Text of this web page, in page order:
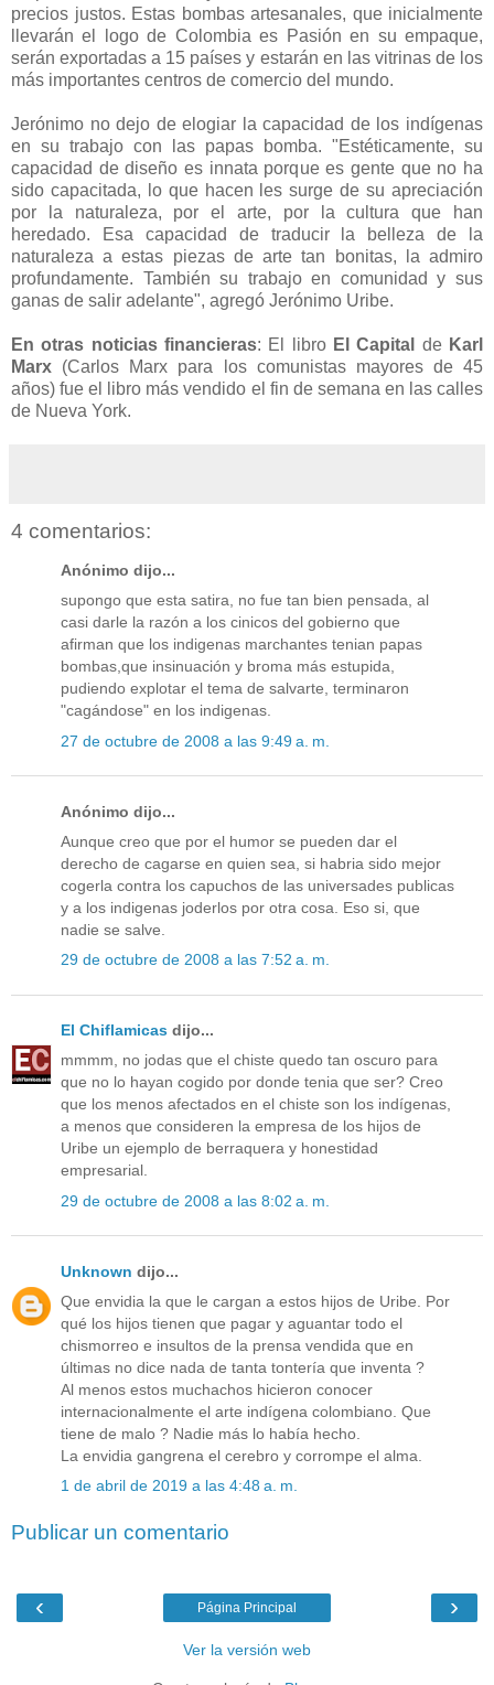
precios justos. Estas bombas artesanales, que inicialmente
llevarán el logo de Colombia es Pasión en su empaque,
serán exportadas a 15 países y estarán en las vitrinas de los
más importantes centros de comercio del mundo.
Jerónimo no dejo de elogiar la capacidad de los indígenas
en su trabajo con las papas bomba. "Estéticamente, su
capacidad de diseño es innata porque es gente que no ha
sido capacitada, lo que hacen les surge de su apreciación
por la naturaleza, por el arte, por la cultura que han
heredado. Esa capacidad de traducir la belleza de la
naturaleza a estas piezas de arte tan bonitas, la admiro
profundamente. También su trabajo en comunidad y sus
ganas de salir adelante", agregó Jerónimo Uribe.
En otras noticias financieras: El libro El Capital de Karl
Marx (Carlos Marx para los comunistas mayores de 45
años) fue el libro más vendido el fin de semana en las calles
de Nueva York.
4 comentarios:
Anónimo dijo...
supongo que esta satira, no fue tan bien pensada, al
casi darle la razón a los cinicos del gobierno que
afirman que los indigenas marchantes tenian papas
bombas,que insinuación y broma más estupida,
pudiendo explotar el tema de salvarte, terminaron
"cagándose" en los indigenas.
27 de octubre de 2008 a las 9:49 a. m.
Anónimo dijo...
Aunque creo que por el humor se pueden dar el
derecho de cagarse en quien sea, si habria sido mejor
cogerla contra los capuchos de las universades publicas
y a los indigenas joderlos por otra cosa. Eso si, que
nadie se salve.
29 de octubre de 2008 a las 7:52 a. m.
El Chiflamicas dijo...
mmmm, no jodas que el chiste quedo tan oscuro para
que no lo hayan cogido por donde tenia que ser? Creo
que los menos afectados en el chiste son los indígenas,
a menos que consideren la empresa de los hijos de
Uribe un ejemplo de berraquera y honestidad
empresarial.
29 de octubre de 2008 a las 8:02 a. m.
Unknown dijo...
Que envidia la que le cargan a estos hijos de Uribe. Por
qué los hijos tienen que pagar y aguantar todo el
chismorreo e insultos de la prensa vendida que en
últimas no dice nada de tanta tontería que inventa ?
Al menos estos muchachos hicieron conocer
internacionalmente el arte indígena colombiano. Que
tiene de malo ? Nadie más lo había hecho.
La envidia gangrena el cerebro y corrompe el alma.
1 de abril de 2019 a las 4:48 a. m.
Publicar un comentario
‹ ›
Página Principal
Ver la versión web